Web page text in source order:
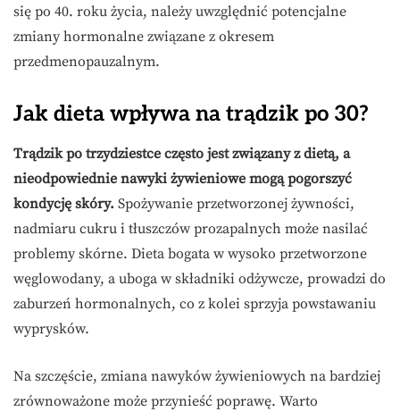
się po 40. roku życia, należy uwzględnić potencjalne
zmiany hormonalne związane z okresem
przedmenopauzalnym.
Jak dieta wpływa na trądzik po 30?
Trądzik po trzydziestce często jest związany z dietą, a
nieodpowiednie nawyki żywieniowe mogą pogorszyć
kondycję skóry. Spożywanie przetworzonej żywności,
nadmiaru cukru i tłuszczów prozapalnych może nasilać
problemy skórne. Dieta bogata w wysoko przetworzone
węglowodany, a uboga w składniki odżywcze, prowadzi do
zaburzeń hormonalnych, co z kolei sprzyja powstawaniu
wyprysków.
Na szczęście, zmiana nawyków żywieniowych na bardziej
zrównoważone może przynieść poprawę. Warto